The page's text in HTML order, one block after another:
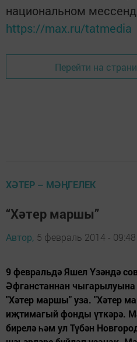
национальном
https://max.ru/tatmedia
Перейти на
ХӘТЕР – МӘҢГЕЛЕК
“Хәтер маршы”
Автор, 5 февраль 2014 - 09:48
9 февральдә Яшел Үзәндә
Әфганстаннан чыгарылуына
"Хәтер маршы" уза. "Хәтер
иҗтимагый фонды үткәрә.
бирелә һәм ул Түбән